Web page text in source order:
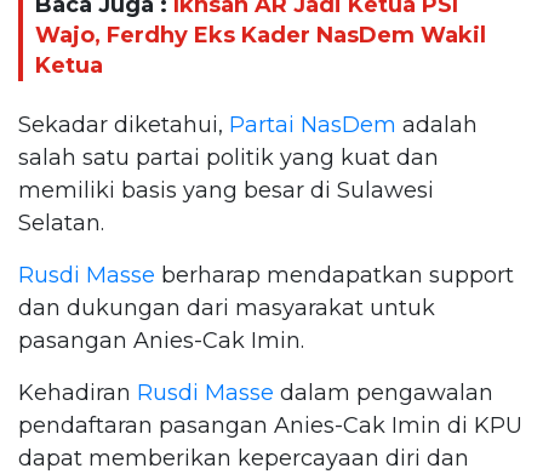
Wajo, Ferdhy Eks Kader NasDem Wakil
Ketua
Sekadar diketahui, Partai NasDem adalah
salah satu partai politik yang kuat dan
memiliki basis yang besar di Sulawesi
Selatan.
Rusdi Masse berharap mendapatkan support
dan dukungan dari masyarakat untuk
pasangan Anies-Cak Imin.
Kehadiran Rusdi Masse dalam pengawalan
pendaftaran pasangan Anies-Cak Imin di KPU
dapat memberikan kepercayaan diri dan